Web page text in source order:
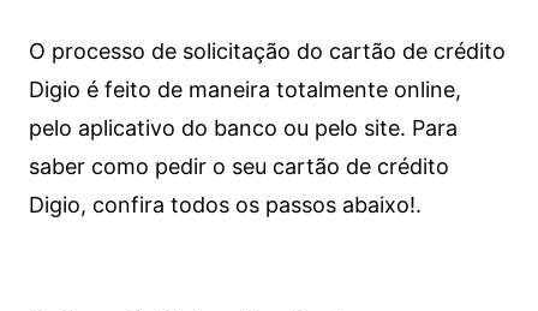
O processo de solicitação do cartão de crédito
Digio é feito de maneira totalmente online,
pelo aplicativo do banco ou pelo site. Para
saber como pedir o seu cartão de crédito
Digio, confira todos os passos abaixo!.